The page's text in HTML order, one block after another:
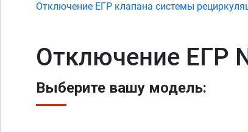
Отключение ЕГР клапана системы
Отключение ЕГР
Выберите вашу модель: